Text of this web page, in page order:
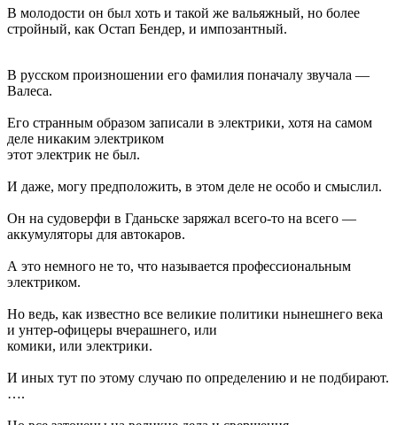
В молодости он был хоть и такой же вальяжный, но более
стройный, как Остап Бендер, и импозантный.
В русском произношении его фамилия поначалу звучала —
Валеса.
Его странным образом записали в электрики, хотя на самом
деле никаким электриком
этот электрик не был.
И даже, могу предположить, в этом деле не особо и смыслил.
Он на судоверфи в Гданьске заряжал всего-то на всего —
аккумуляторы для автокаров.
А это немного не то, что называется профессиональным
электриком.
Но ведь, как известно все великие политики нынешнего века
и унтер-офицеры вчерашнего, или
комики, или электрики.
И иных тут по этому случаю по определению и не подбирают.
….